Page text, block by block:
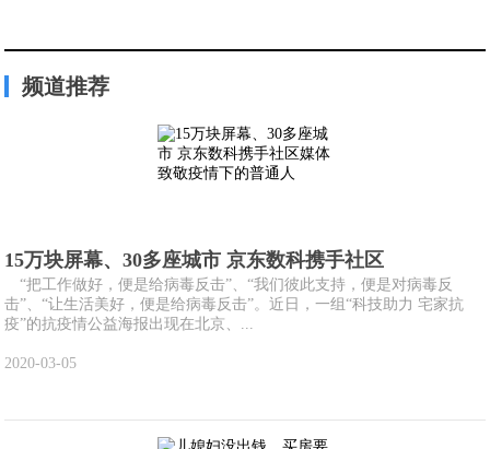
频道推荐
15万块屏幕、30多座城市 京东数科携手社区
“把工作做好，便是给病毒反击”、“我们彼此支持，便是对病毒反
击”、“让生活美好，便是给病毒反击”。近日，一组“科技助力 宅家抗
疫”的抗疫情公益海报出现在北京、...
2020-03-05